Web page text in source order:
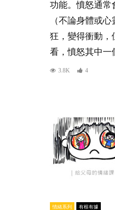
功能。憤怒通常
（不論身體或
狂，變得衝動，
看，憤怒其中一
3.8K 4
情緒系列 有根有據